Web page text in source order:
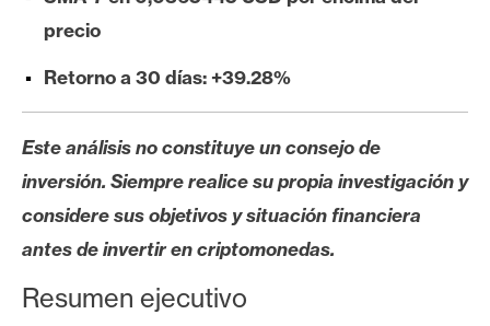
u
A
A
á
precio
Retorno a 30 días: +39.28%
Este análisis no constituye un consejo de
inversión. Siempre realice su propia investigación y
considere sus objetivos y situación financiera
antes de invertir en criptomonedas.
Resumen ejecutivo